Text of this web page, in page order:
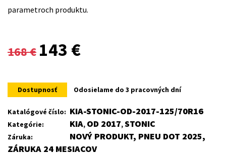
parametroch produktu.
168€
Original
was:
168 €.
143 €
is:
143 €.
Dostupnosť Odosielame do 3 pracovných dní
Katalógové číslo: KIA-STONIC-OD-2017-125/70R16
Kategórie: KIA, OD 2017,STONIC
Záruka:
NOVÝ PRODUKT, PNEU DOT 2025,
ZÁRUKA 24 MESIACOV